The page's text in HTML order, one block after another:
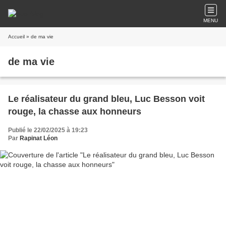
MENU
Accueil » de ma vie
de ma vie
Le réalisateur du grand bleu, Luc Besson voit
rouge, la chasse aux honneurs
Publié le 22/02/2025 à 19:23
Par Rapinat Léon